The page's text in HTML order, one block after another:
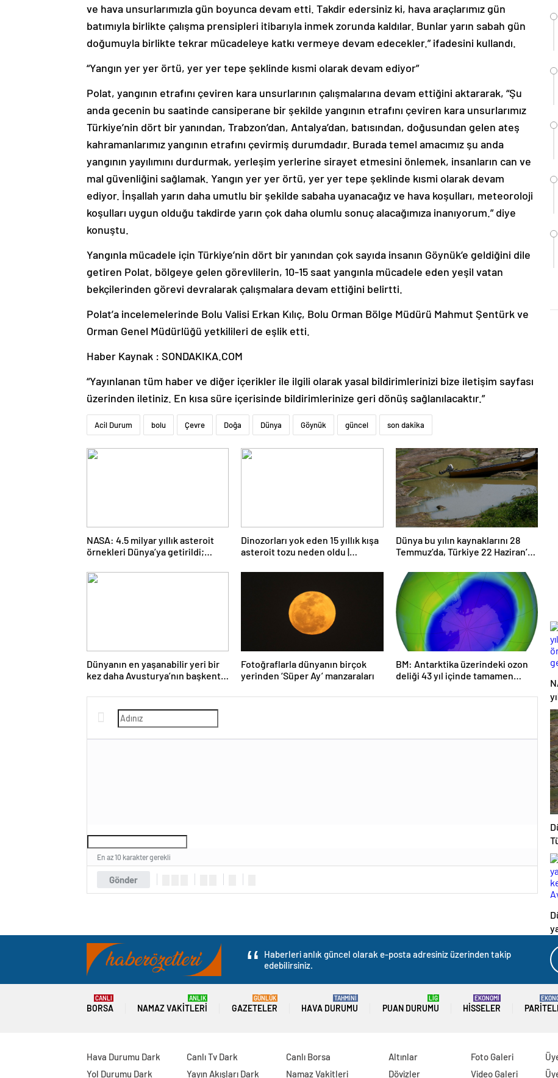
ve hava unsurlarımızla gün boyunca devam etti. Takdir edersiniz ki, hava araçlarımız gün
batımıyla birlikte çalışma prensipleri itibarıyla inmek zorunda kaldılar. Bunlar yarın sabah gün
doğumuyla birlikte tekrar mücadeleye katkı vermeye devam edecekler.” ifadesini kullandı.
“Yangın yer yer örtü, yer yer tepe şeklinde kısmi olarak devam ediyor”
Polat, yangının etrafını çeviren kara unsurlarının çalışmalarına devam ettiğini aktararak, “Şu
anda gecenin bu saatinde cansiperane bir şekilde yangının etrafını çeviren kara unsurlarımız
Türkiye’nin dört bir yanından, Trabzon’dan, Antalya’dan, batısından, doğusundan gelen ateş
kahramanlarımız yangının etrafını çevirmiş durumdadır. Burada temel amacımız şu anda
yangının yayılımını durdurmak, yerleşim yerlerine sirayet etmesini önlemek, insanların can ve
mal güvenliğini sağlamak. Yangın yer yer örtü, yer yer tepe şeklinde kısmi olarak devam
ediyor. İnşallah yarın daha umutlu bir şekilde sabaha uyanacağız ve hava koşulları, meteoroloji
koşulları uygun olduğu takdirde yarın çok daha olumlu sonuç alacağımıza inanıyorum.” diye
konuştu.
Yangınla mücadele için Türkiye’nin dört bir yanından çok sayıda insanın Göynük’e geldiğini dile
getiren Polat, bölgeye gelen görevlilerin, 10-15 saat yangınla mücadele eden yeşil vatan
bekçilerinden görevi devralarak çalışmalara devam ettiğini belirtti.
Polat’a incelemelerinde Bolu Valisi Erkan Kılıç, Bolu Orman Bölge Müdürü Mahmut Şentürk ve
Orman Genel Müdürlüğü yetkilileri de eşlik etti.
Haber Kaynak : SONDAKIKA.COM
“Yayınlanan tüm haber ve diğer içerikler ile ilgili olarak yasal bildirimlerinizi bize iletişim sayfası
üzerinden iletiniz. En kısa süre içerisinde bildirimlerinize geri dönüş sağlanılacaktır.”
Acil Durum bolu Çevre Doğa Dünya Göynük güncel son dakika
NASA: 4.5 milyar yıllık asteroit
örnekleri Dünya’ya getirildi;
tutabilir
Dinozorları yok eden 15 yıllık kışa
asteroit tozu neden oldu |
Dünya bu yılın kaynaklarını 28
Temmuz’da, Türkiye 22 Haziran’da
Dünyanın en yaşanabilir yeri bir
kez daha Avusturya’nın başkenti
Fotoğraflarla dünyanın birçok
yerinden ‘Süper Ay’ manzaraları
BM: Antarktika üzerindeki ozon
deliği 43 yıl içinde tamamen
Gönder
En az 10 karakter gerekli
Haberleri anlık güncel olarak e-posta adresiniz üzerinden takip
edebilirsiniz.
BORSA
CANLI
NAMAZ VAKITLERI
ANLIK
GAZETELER
GÜNLÜK
HAVA DURUMU
TAHMİNİ
PUAN DURUMU
LİG
HISSELER
EKONOMİ
Hava Durumu Dark
Yol Durumu Dark
Canlı Tv Dark
Yayın Akışları Dark
Canlı Borsa
Namaz Vakitleri
Altınlar
Dövizler
Foto Galeri
Video Galeri